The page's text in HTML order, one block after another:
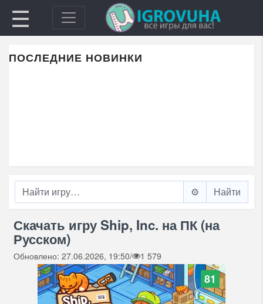
☰
ПОСЛЕДНИЕ НОВИНКИ
⚙️
Скачать игру Ship, Inc. на ПК (на
Русском)
Обновлено: 27.06.2026, 19:50/ 1 579
81